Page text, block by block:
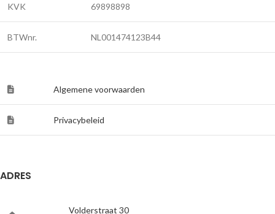
KVK 69898898
BTWnr. NL001474123B44
Algemene voorwaarden
Privacybeleid
ADRES
Volderstraat 30